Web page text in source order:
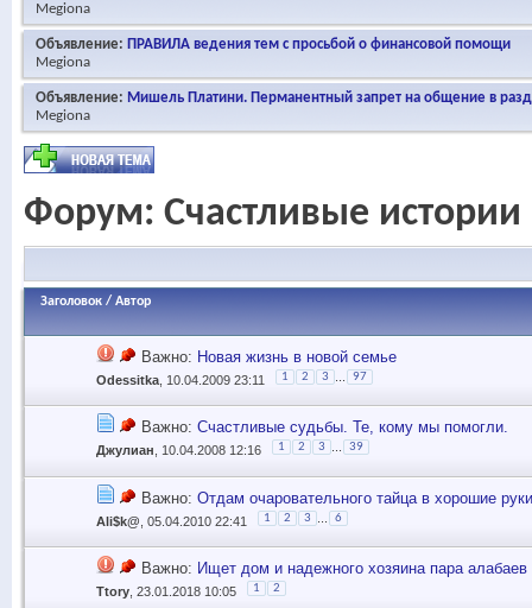
Megiona
Объявление: ПРАВИЛА ведения тем с просьбой о финансовой помощи
Megiona
Объявление: Мишель Платини. Перманентный запрет на общение в
Megiona
Форум: Счастливые истории
Заголовок / Автор
Важно: Новая жизнь в новой семье
Odessitka , 10.04.2009 23:11 1 2 3 97
Важно: Счастливые судьбы. Те, кому мы помогли.
Джулиан , 10.04.2008 12:16 1 2 3 39
Важно: Отдам очаровательного тайца в хорошие руки
Ali$k@ , 05.04.2010 22:41 1 2 3 6
Важно: Ищет дом и надежного хозяина пара алабаев
Ttory , 23.01.2018 10:05 1 2